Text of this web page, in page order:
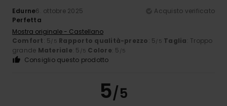
Edurne6. ottobre 2025
Acquisto verificato
Perfetta
Mostra originale - Castellano
Comfort: 5/5 Rapporto qualità-prezzo: 5/5 Taglia: Troppo
grande Materiale: 5 /5 Colore: 5 /5
Consiglio questo prodotto
5/5